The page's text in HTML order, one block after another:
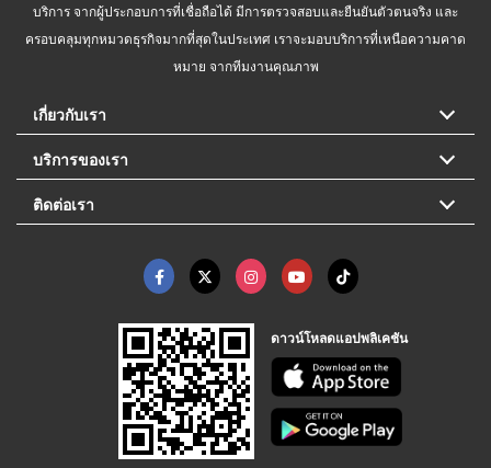
บริการ จากผู้ประกอบการที่เชื่อถือได้ มีการตรวจสอบและยืนยันตัวตนจริง และ
ครอบคลุมทุกหมวดธุรกิจมากที่สุดในประเทศ เราจะมอบบริการที่เหนือความคาด
หมาย จากทีมงานคุณภาพ
เกี่ยวกับเรา
บริการของเรา
ติดต่อเรา
ดาวน์โหลดแอปพลิเคชัน